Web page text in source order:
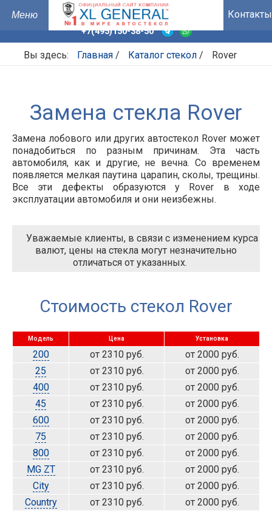
Контакты
+7(495)150-38-50
Вы здесь: Главная / Каталог стекол / Rover
Замена стекла Rover
Замена лобового или других автостекол Rover может
понадобиться по разным причинам. Эта часть
автомобиля, как и другие, не вечна. Со временем
появляется мелкая паутина царапин, сколы, трещины.
Все эти дефекты образуются у Rover в ходе
эксплуатации автомобиля и они неизбежны.
Уважаемые клиенты, в связи с изменением курса
валют, цены на стекла могут незначительно
отличаться от указанных.
Стоимость стекол Rover
Модель Цена Установка
200 от 2310 руб.
от 2000 руб.
25
от 2310 руб.
от 2000 руб.
400
от 2310 руб.
от 2000 руб.
45
от 2310 руб.
от 2000 руб.
600
от 2310 руб.
от 2000 руб.
75
от 2310 руб.
от 2000 руб.
800
от 2310 руб.
от 2000 руб.
MG ZT
от 2310 руб.
от 2000 руб.
City
от 2310 руб.
от 2000 руб.
Country
от 2310 руб. от 2000 руб.